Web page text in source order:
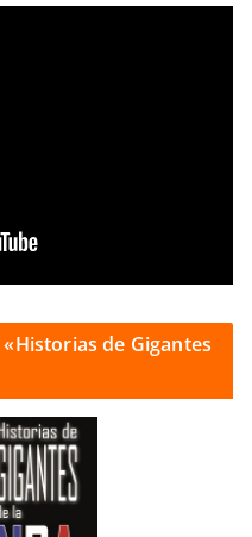
de Gigantes